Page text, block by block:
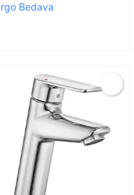
Bedava